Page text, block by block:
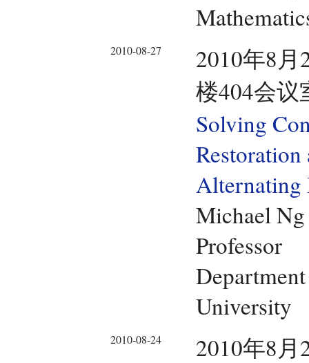
2010-08-27
2010年8
楼404会议
Solving
Alternating
Michael Ng
Professor
University
2010-08-24
2010年8